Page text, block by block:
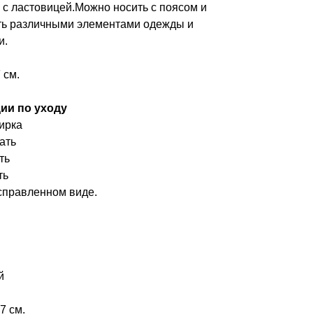
с ластовицей.Можно носить с поясом и
различными элементами одежды и
см.
по уходу
виде.
см.